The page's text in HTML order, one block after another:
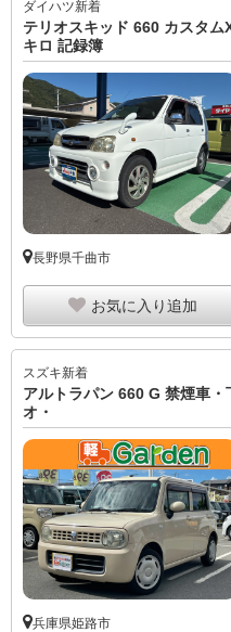
ダイハツ新着
テリオスキッド 660 カスタ
キロ 記録簿
長野県千曲市
お気に入り追加
スズキ新着
アルトラパン 660 G 禁煙車
オ・
兵庫県姫路市